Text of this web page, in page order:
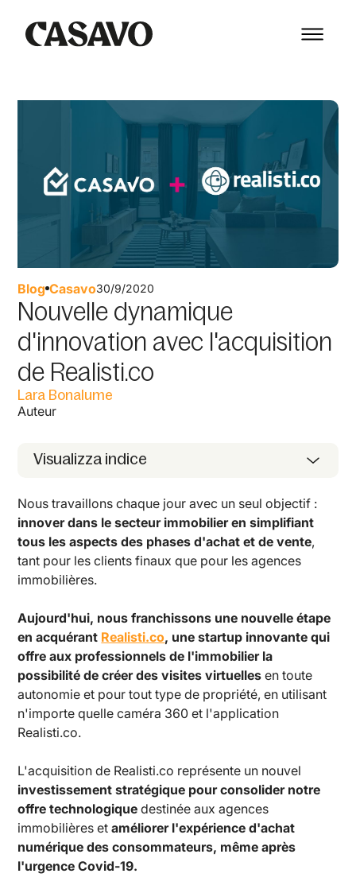
Blog Casavo30/9/2020
Nouvelle dynamique
d'innovation avec l'acquisition
de Realisti.co
Lara Bonalume
Auteur
Visualizza indice
Nous travaillons chaque jour avec un seul objectif :
innover dans le secteur immobilier en simplifiant
tous les aspects des phases d'achat et de vente,
tant pour les clients finaux que pour les agences
immobilières.
Aujourd'hui, nous franchissons une nouvelle étape
en acquérant Realisti.co, une startup innovante qui
offre aux professionnels de l'immobilier la
possibilité de créer des visites virtuellesen toute
autonomie et pour tout type de propriété, en utilisant
n'importe quelle caméra 360 et l'application
Realisti.co.
L'acquisition de Realisti.co représente un nouvel
investissement stratégique pour consolider notre
offre technologique destinée aux agences
immobilières etaméliorer l'expérience d'achat
numérique des consommateurs, même après
l'urgence Covid-19.